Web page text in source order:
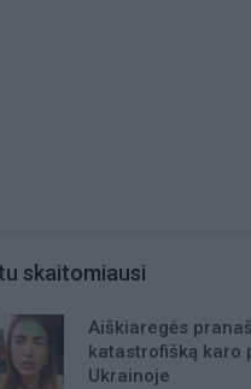
skaitomiausi
Aiškiaregės
katastrofišką karo
Ukrainoje